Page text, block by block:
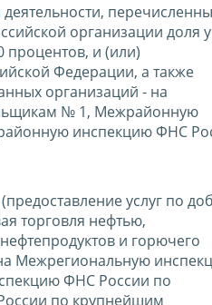
организации доля
процентов, и (или)
Федерации, а также
организаций - на
№ 1, Межрайонную
инспекцию ФНС
услуг по
торговля нефтью,
и горючего
Межрегиональную
ФНС России по
по крупнейшим